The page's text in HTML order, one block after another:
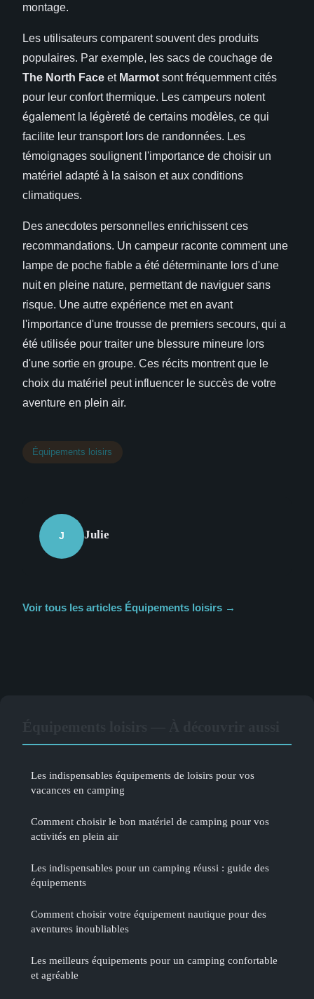
montage.
Les utilisateurs comparent souvent des produits
populaires. Par exemple, les sacs de couchage de
The North Face et Marmot sont fréquemment cités
pour leur confort thermique. Les campeurs notent
également la légèreté de certains modèles, ce qui
facilite leur transport lors de randonnées. Les
témoignages soulignent l'importance de choisir un
matériel adapté à la saison et aux conditions
climatiques.
Des anecdotes personnelles enrichissent ces
recommandations. Un campeur raconte comment une
lampe de poche fiable a été déterminante lors d'une
nuit en pleine nature, permettant de naviguer sans
risque. Une autre expérience met en avant
l'importance d'une trousse de premiers secours, qui a
été utilisée pour traiter une blessure mineure lors
d'une sortie en groupe. Ces récits montrent que le
choix du matériel peut influencer le succès de votre
aventure en plein air.
Équipements loisirs
J Julie
Voir tous les articles Équipements loisirs →
Les indispensables équipements de loisirs pour vos
vacances en camping
Comment choisir le bon matériel de camping pour vos
activités en plein air
Les indispensables pour un camping réussi : guide des
équipements
Comment choisir votre équipement nautique pour des
aventures inoubliables
Les meilleurs équipements pour un camping confortable
et agréable